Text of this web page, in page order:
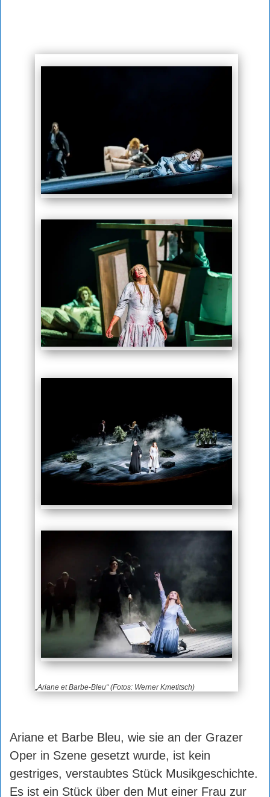
„Ariane et Barbe-Bleu“ (Fotos: Werner Kmetitsch)
Ariane et Barbe Bleu, wie sie an der Grazer
Oper in Szene gesetzt wurde, ist kein
gestriges, verstaubtes Stück Musikgeschichte.
Es ist ein Stück über den Mut einer Frau zur